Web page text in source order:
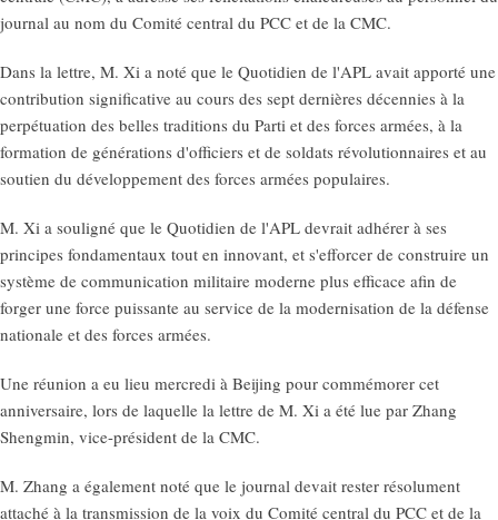
journal au nom du Comité central du PCC et de la CMC.
Dans la lettre, M. Xi a noté que le Quotidien de l'APL avait apporté une
contribution significative au cours des sept dernières décennies à la
perpétuation des belles traditions du Parti et des forces armées, à la
formation de générations d'officiers et de soldats révolutionnaires et au
soutien du développement des forces armées populaires.
M. Xi a souligné que le Quotidien de l'APL devrait adhérer à ses
principes fondamentaux tout en innovant, et s'efforcer de construire un
système de communication militaire moderne plus efficace afin de
forger une force puissante au service de la modernisation de la défense
nationale et des forces armées.
Une réunion a eu lieu mercredi à Beijing pour commémorer cet
anniversaire, lors de laquelle la lettre de M. Xi a été lue par Zhang
Shengmin, vice-président de la CMC.
M. Zhang a également noté que le journal devait rester résolument
attaché à la transmission de la voix du Comité central du PCC et de la